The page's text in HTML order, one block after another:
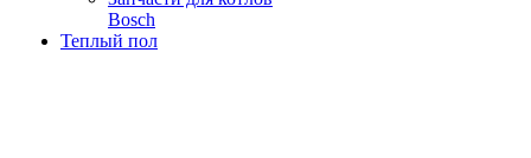
Bosch
Теплый пол